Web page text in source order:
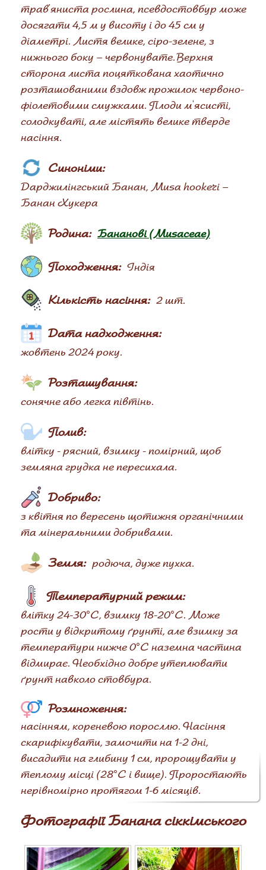
трав'яниста рослина, псевдостовбур може
досягати 4,5 м у висоту і до 45 см у
діаметрі. Листя велике, сіро-зелене, з
нижнього боку – червонувате. Верхня
сторона листа поцяткована хаотично
розташованими вздовж прожилок червоно-
фіолетовими смужками. Плоди м'ясисті,
солодкуваті, але містять велике тверде
насіння.
Синоніми:
Дарджилінгський Банан, Musa hookeri –
Банан Хукера
Родина: Бананові (Musaceae)
Походження: Індія
Кількість насіння: 2 шт.
Дата надходження:
жовтень 2024 року.
Розташування:
сонячне або легка півтінь.
Полив:
влітку - рясний, взимку - помірний, щоб
земляна грудка не пересихала.
Добриво:
з квітня по вересень щотижня органічними
та мінеральними добривами.
Земля: родюча, дуже пухка.
Температурний режим:
влітку 24-30°C, взимку 18-20°C. Може
рости у відкритому ґрунті, але взимку за
температури нижче 0°C наземна частина
відмирає. Необхідно добре утеплювати
ґрунт навколо стовбура.
Розмноження:
насінням, кореневою поросллю. Насіння
скарифікувати, замочити на 1-2 дні,
висадити на глибину 1 см, пророщувати у
теплому місці (28°C і вище). Проростають
нерівномірно протягом 1-6 місяців.
Фотографії Банана сіккімського